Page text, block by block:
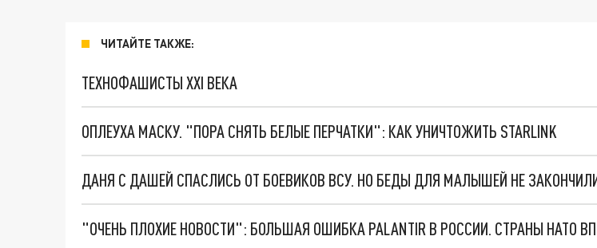
ЧИТАЙТЕ ТАКЖЕ:
ТЕХНОФАШИСТЫ XXI ВЕКА
ОПЛЕУХА МАСКУ. "ПОРА СНЯТЬ БЕЛЫЕ ПЕРЧАТКИ": КАК УНИЧТОЖИТЬ STARLINK
ДАНЯ С ДАШЕЙ СПАСЛИСЬ ОТ БОЕВИКОВ ВСУ. НО БЕДЫ ДЛЯ МАЛЫШЕЙ НЕ